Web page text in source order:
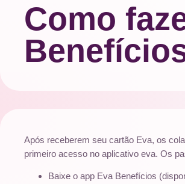
Como
Após receberem seu cartão Eva, os
primeiro acesso no aplicativo eva. Os
Baixe o app Eva Benefícios